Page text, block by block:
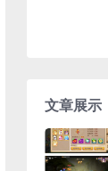
文章展示